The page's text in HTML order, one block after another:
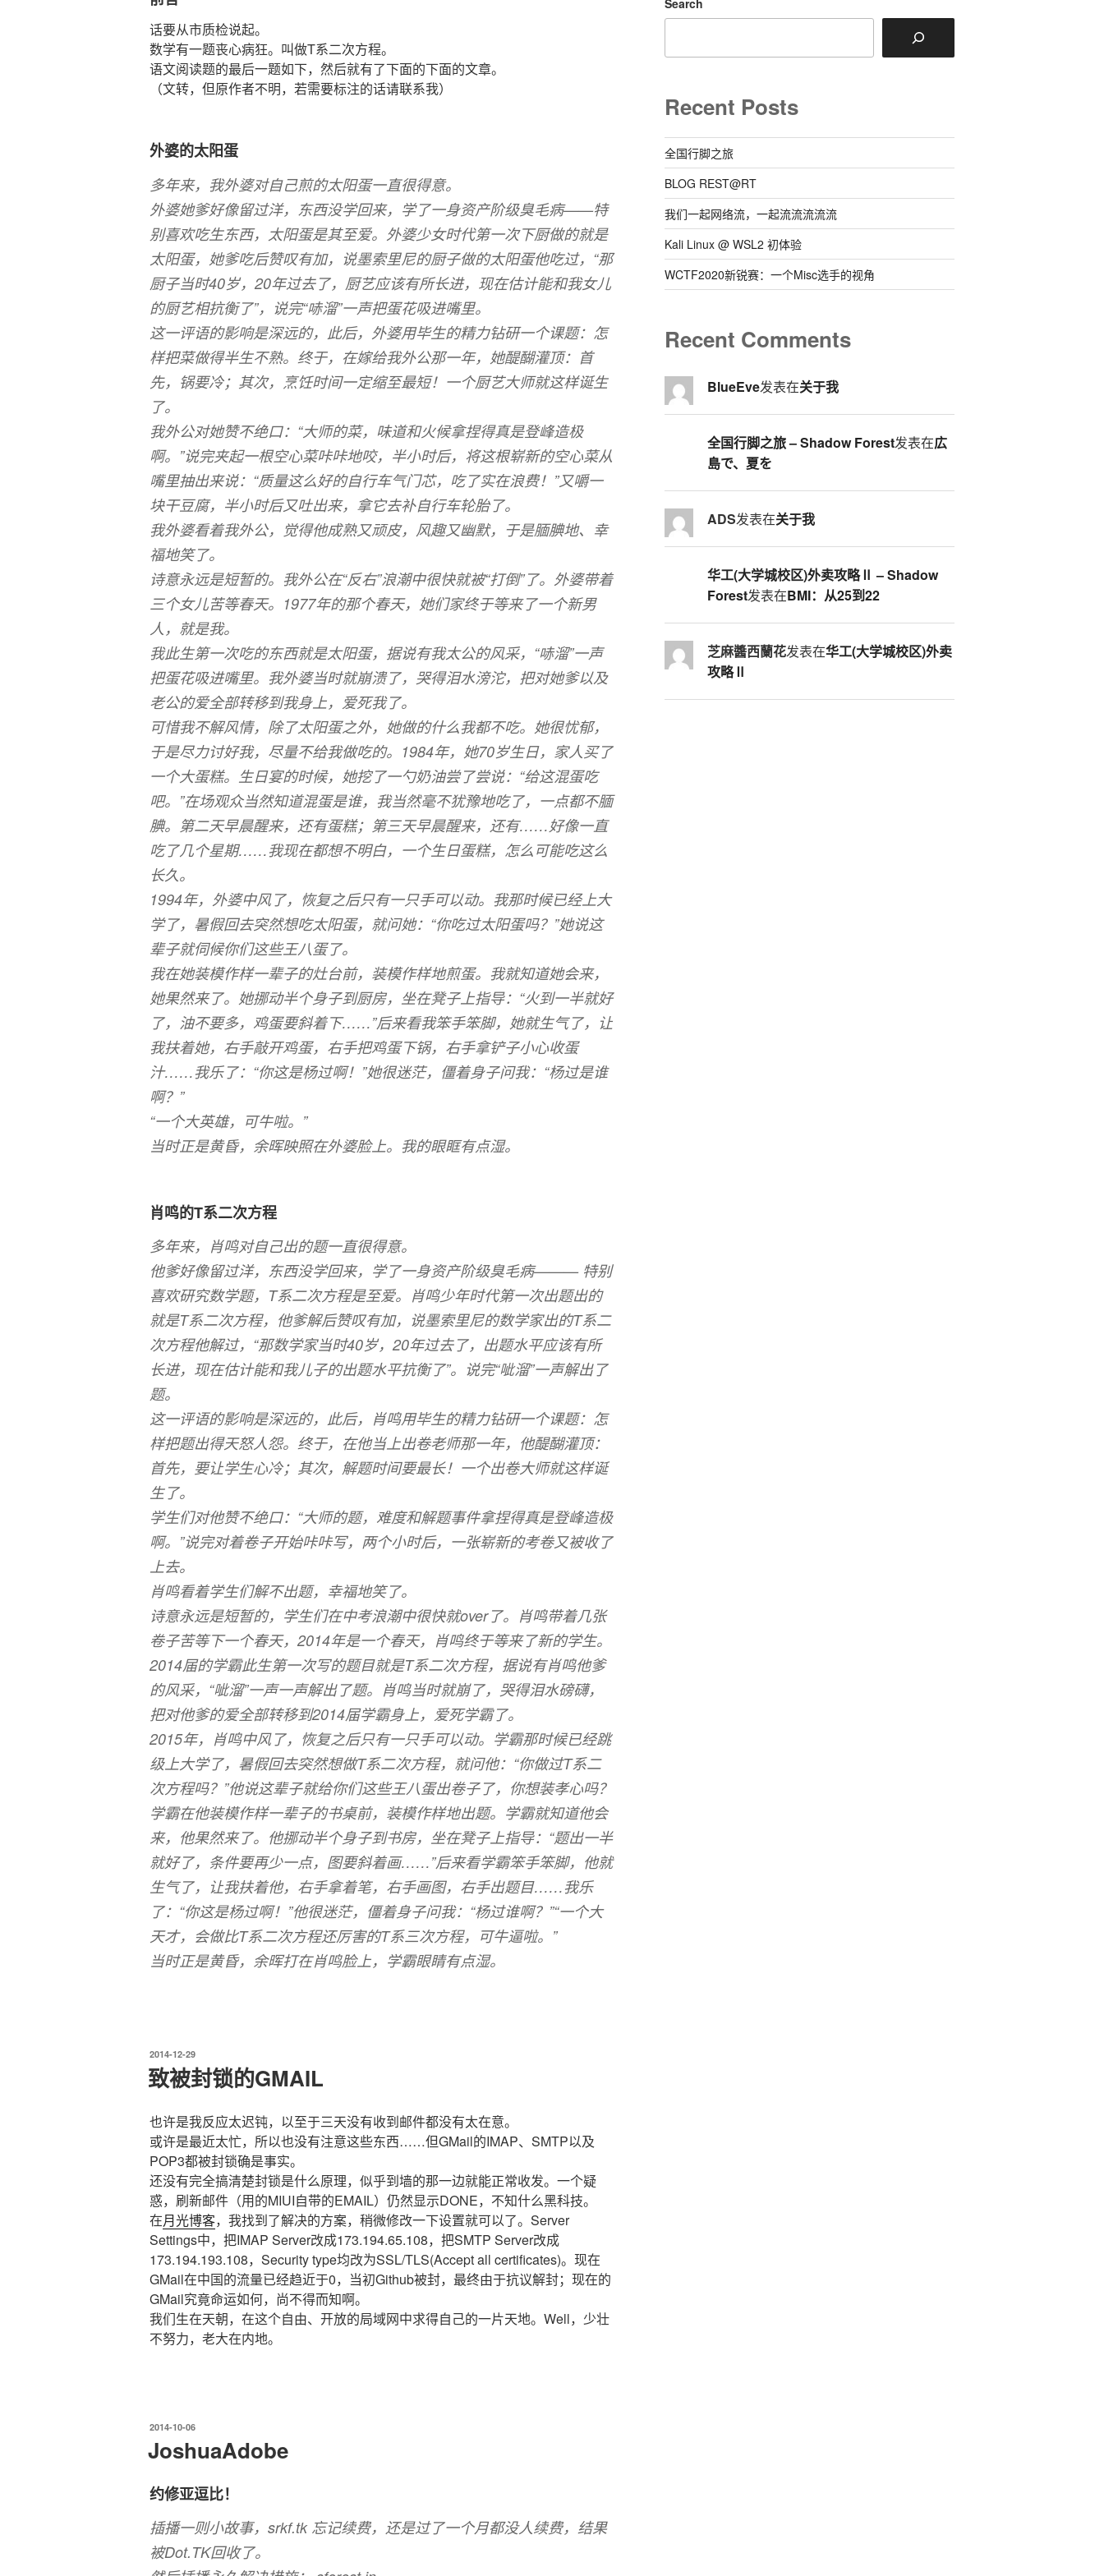
话要从市质检说起。
数学有一题丧心病狂。叫做T系二次方程。
语文阅读题的最后一题如下，然后就有了下面的下面的文章。
（文转，但原作者不明，若需要标注的话请联系我）
外婆的太阳蛋
多年来，我外婆对自己煎的太阳蛋一直很得意。
外婆她爹好像留过洋，东西没学回来，学了一身资产阶级臭毛病——特
别喜欢吃生东西，太阳蛋是其至爱。外婆少女时代第一次下厨做的就是
太阳蛋，她爹吃后赞叹有加，说墨索里尼的厨子做的太阳蛋他吃过，“那
厨子当时40岁，20年过去了，厨艺应该有所长进，现在估计能和我女儿
的厨艺相抗衡了”，说完“哧溜”一声把蛋花吸进嘴里。
这一评语的影响是深远的，此后，外婆用毕生的精力钻研一个课题：怎
样把菜做得半生不熟。终于，在嫁给我外公那一年，她醍醐灌顶：首
先，锅要冷；其次，烹饪时间一定缩至最短！一个厨艺大师就这样诞生
了。
我外公对她赞不绝口：“大师的菜，味道和火候拿捏得真是登峰造极
啊。”说完夹起一根空心菜咔咔地咬，半小时后，将这根崭新的空心菜从
嘴里抽出来说：“质量这么好的自行车气门芯，吃了实在浪费！”又嚼一
块干豆腐，半小时后又吐出来，拿它去补自行车轮胎了。
我外婆看着我外公，觉得他成熟又顽皮，风趣又幽默，于是腼腆地、幸
福地笑了。
诗意永远是短暂的。我外公在“反右”浪潮中很快就被“打倒”了。外婆带着
三个女儿苦等春天。1977年的那个春天，她们家终于等来了一个新男
人，就是我。
我此生第一次吃的东西就是太阳蛋，据说有我太公的风采，“哧溜”一声
把蛋花吸进嘴里。我外婆当时就崩溃了，哭得泪水滂沱，把对她爹以及
老公的爱全部转移到我身上，爱死我了。
可惜我不解风情，除了太阳蛋之外，她做的什么我都不吃。她很忧郁，
于是尽力讨好我，尽量不给我做吃的。1984年，她70岁生日，家人买了
一个大蛋糕。生日宴的时候，她挖了一勺奶油尝了尝说：“给这混蛋吃
吧。”在场观众当然知道混蛋是谁，我当然毫不犹豫地吃了，一点都不腼
腆。第二天早晨醒来，还有蛋糕；第三天早晨醒来，还有……好像一直
吃了几个星期……我现在都想不明白，一个生日蛋糕，怎么可能吃这么
长久。
1994年，外婆中风了，恢复之后只有一只手可以动。我那时候已经上大
学了，暑假回去突然想吃太阳蛋，就问她：“你吃过太阳蛋吗？”她说这
辈子就伺候你们这些王八蛋了。
我在她装模作样一辈子的灶台前，装模作样地煎蛋。我就知道她会来，
她果然来了。她挪动半个身子到厨房，坐在凳子上指导：“火到一半就好
了，油不要多，鸡蛋要斜着下……”后来看我笨手笨脚，她就生气了，让
我扶着她，右手敲开鸡蛋，右手把鸡蛋下锅，右手拿铲子小心收蛋
汁……我乐了：“你这是杨过啊！”她很迷茫，僵着身子问我：“杨过是谁
啊？”
“一个大英雄，可牛啦。”
当时正是黄昏，余晖映照在外婆脸上。我的眼眶有点湿。
肖鸣的T系二次方程
多年来，肖鸣对自己出的题一直很得意。
他爹好像留过洋，东西没学回来，学了一身资产阶级臭毛病——— 特别
喜欢研究数学题，T系二次方程是至爱。肖鸣少年时代第一次出题出的
就是T系二次方程，他爹解后赞叹有加，说墨索里尼的数学家出的T系二
次方程他解过，“那数学家当时40岁，20年过去了，出题水平应该有所
长进，现在估计能和我儿子的出题水平抗衡了”。说完“呲溜”一声解出了
题。
这一评语的影响是深远的，此后，肖鸣用毕生的精力钻研一个课题：怎
样把题出得天怒人怨。终于，在他当上出卷老师那一年，他醍醐灌顶：
首先，要让学生心冷；其次，解题时间要最长！一个出卷大师就这样诞
生了。
学生们对他赞不绝口：“大师的题，难度和解题事件拿捏得真是登峰造极
啊。”说完对着卷子开始咔咔写，两个小时后，一张崭新的考卷又被收了
上去。
肖鸣看着学生们解不出题，幸福地笑了。
诗意永远是短暂的，学生们在中考浪潮中很快就over了。肖鸣带着几张
卷子苦等下一个春天，2014年是一个春天，肖鸣终于等来了新的学生。
2014届的学霸此生第一次写的题目就是T系二次方程，据说有肖鸣他爹
的风采，“呲溜”一声一声解出了题。肖鸣当时就崩了，哭得泪水磅礴，
把对他爹的爱全部转移到2014届学霸身上，爱死学霸了。
2015年，肖鸣中风了，恢复之后只有一只手可以动。学霸那时候已经跳
级上大学了，暑假回去突然想做T系二次方程，就问他：“你做过T系二
次方程吗？”他说这辈子就给你们这些王八蛋出卷子了，你想装孝心吗？
学霸在他装模作样一辈子的书桌前，装模作样地出题。学霸就知道他会
来，他果然来了。他挪动半个身子到书房，坐在凳子上指导：“题出一半
就好了，条件要再少一点，图要斜着画……”后来看学霸笨手笨脚，他就
生气了，让我扶着他，右手拿着笔，右手画图，右手出题目……我乐
了：“你这是杨过啊！”他很迷茫，僵着身子问我：“杨过谁啊？”“一个大
天才，会做比T系二次方程还厉害的T系三次方程，可牛逼啦。”
当时正是黄昏，余晖打在肖鸣脸上，学霸眼睛有点湿。
发
布
于
2014-12-29
致被封锁的GMAIL
也许是我反应太迟钝，以至于三天没有收到邮件都没有太在意。
或许是最近太忙，所以也没有注意这些东西……但GMail的IMAP、SMTP以及
POP3都被封锁确是事实。
还没有完全搞清楚封锁是什么原理，似乎到墙的那一边就能正常收发。一个疑
惑，刷新邮件（用的MIUI自带的EMAIL）仍然显示DONE，不知什么黑科技。
在月光博客，我找到了解决的方案，稍微修改一下设置就可以了。Server
Settings中，把IMAP Server改成173.194.65.108，把SMTP Server改成
173.194.193.108，Security type均改为SSL/TLS(Accept all certificates)。现在
GMail在中国的流量已经趋近于0，当初Github被封，最终由于抗议解封；现在的
GMail究竟命运如何，尚不得而知啊。
我们生在天朝，在这个自由、开放的局域网中求得自己的一片天地。Well，少壮
不努力，老大在内地。
发
于
2014-10-06
JoshuaAdobe
约修亚逗比！
插播一则小故事，srkf.tk 忘记续费，还是过了一个月都没人续费，结果
被Dot.TK回收了。
Recent Posts
全国行脚之旅
BLOG REST@RT
我们一起网络流，一起流流流流流
Kali Linux @ WSL2 初体验
WCTF2020新锐赛：一个Misc选手的视角
Recent Comments
BlueEve发表在关于我
全国行脚之旅 – Shadow Forest发表在広
島で、夏を
ADS发表在关于我
华工(大学城校区)外卖攻略Ⅱ – Shadow
Forest发表在BMI：从25到22
芝麻醬西蘭花发表在华工(大学城校区)外卖
攻略Ⅱ